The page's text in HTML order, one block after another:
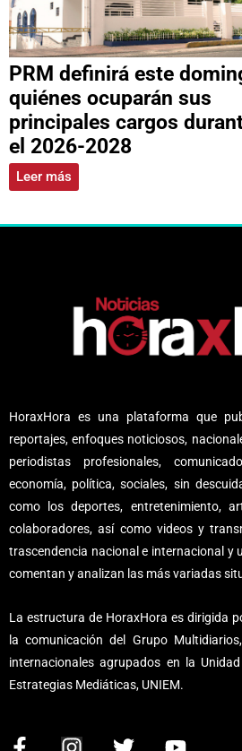
PRM definirá este
quiénes ocuparán sus
principales cargos
el 2026-2028
Leer más
HoraxHora es una plataforma que
reportajes, enfoques noticiosos,
periodistas profesionales,
economía, política, sociales, sin
como los deportes, entretenimiento,
colaboradores, así como videos y
trascendencia nacional e internacional y
comentan y analizan las más variadas
La estructura de HoraxHora es dirigida
la comunicación del Grupo
internacionales agrupados en la
Estrategias Mediáticas, UNIEM.